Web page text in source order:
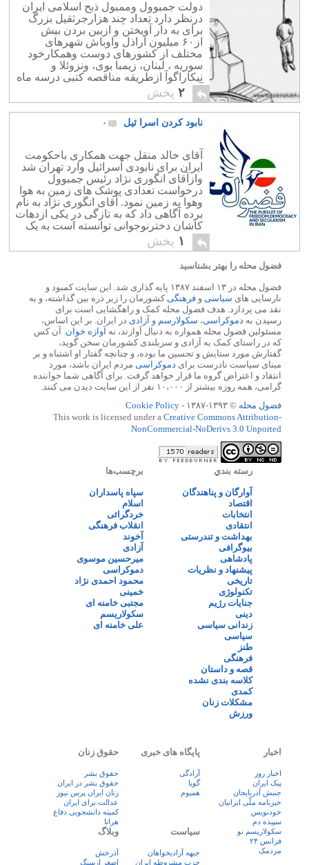
دولت جمبوول وممبول ذبح اسلامی ایران
درنظر دارد تعداد چند هزارجرثقیل بزرگ
برای به دار آویختن و ازبین بردن بیش
از۶۰ میلیون اراذل واوباش شهرهای
مختلف از کشورهای دوست وهمکارخود
سوریه ، لبنان، زیمبا بوی، ونزوئلا و
نیکاراگوآ ازطریقه مناقصه کتبی درسه ماه
آینده خریداری کند.
۲ پخش
نابود کردن اسرا ئیل ۰
آقای خالد منقل جهت همکاری باحکومت
ایران برای نابودی اسرائیل وارد تهران شد
وازآقای انگوری نژاد رئیس جمبوول
درخواست تعدادی پوشک های زمین به هوا
وهوا به زمین نمود. آقای انگوری نژاد به نام
برده آگاهی داد که به تازگی در یکی ازدهات
کاشان دخترنوجوانی توانسته است به یک
نوع سرکه ای دسترسی پیدا کند […]
۱ پخش
فضول محله را بهتر بشناسید
فضول محله در ۱۳ اسفند ۱۳۸۷ پایه گذاری شد. این سایت کمبود و
نارسایی های سیاسی و فرهنگیکشورمان را زیر ذره بین گذاشته، و به
نقد می پردازد. هدف فضول محله کمک و راهگشایی است برای
رسیدن به دموکراسی، سکولارسم و آزادی در ایران. بر این اساس،
مسئولین فضول محله همواره به دنبال آوازند، نه آوازه خوان. آن کس
که در راستای کمک به آزادی و سربلندی کشورمان سخن گوید،
گفتارش مورد ستایش و تحسین ما بوده، و چنانچه گفتار او اشتباه و بر
مبنای سیاست نادرست برای دموکراسی مردم ایران باشد، مورد
انتقاد و اعتراض گروه ما قرار خواهد گرفت. برای آگاهی شما خواننده
گرامی، همه روزه بیشتر از ۱۰،۰۰۰ نفر از این سایت دیدن می کنند.
فضول محله © ۱۳۹۳-۱۳۸۷ -
Cookie Policy
This work is licensed under a Creative Commons Attribution-
NonCommercial-NoDerivs 3.0 Unported
رسته بندي
آوارگان و پناهندگان
اقتصاد
انتخابات
انتقادی
بهداشت و تندرستی
بیوگرافی
پادشاهی
پیشنهاد و نظریات
تاریخی
تکنولوژی
جنایات رژیم
دینی
زندانی سیاسی
سیاسی
طنز
فرهنگی
قصه و داستان
کلاسه بندی نشده
کمدی
مشکلات زنان
ورزش
برچسب‌ها
سپاه پاسداران
اسلام
خردگرائی
انقلاب فرهنگی
آخوند
آزادی
میرحسین موسوی
دموکراسی
محمود احمدی نژاد
خمینی
مجتبی خامنه ای
سکولاریسم
علی خامنه ای
اخبار
اخبار روز
پيک ايران
جنبش آذربایجان
خبرنامه ملّی ایرانیان
خودنویس
سپیده دم
سکولاریسم نو
فرانس ۲۴
مردمک
پایگاه های خبری
آزادگی
گویا
همبوم
حقوق زنان
حقوق بشر
حقوق بشر در ایران
زنان ايران پرس نيوز
عدالت برای ایران
کمیته دانشجویی دفاع
هرانا
سیاست
جبهه آزادیخواهان
حزب مشروطه ایران
وبلاگ
آذرخش
اصغر ارسنگ